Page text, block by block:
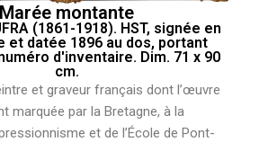
Marée montante
(1861-1918). HST, signée en
et datée 1896 au dos, portant
d'inventaire. Dim. 71 x 90
cm.
et graveur français dont l’œuvre
marquée par la Bretagne, à la
et de l’École de Pont-